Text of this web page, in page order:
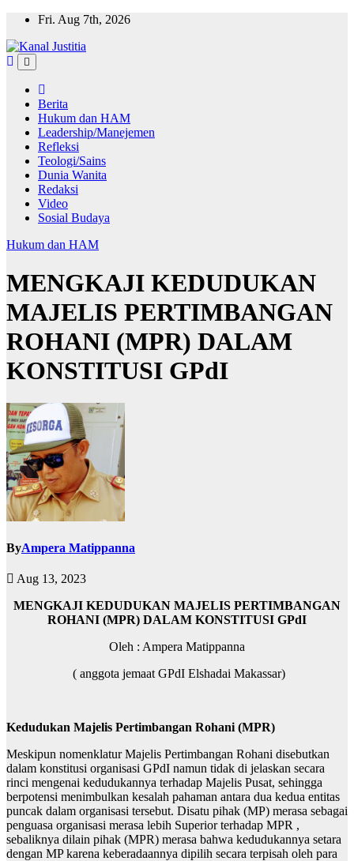
Skip
content
Fri. Aug 7th, 2026
Berita
Hukum dan HAM
Leadership/Manejemen
Refleksi
Teologi/Sains
Dunia Wanita
Redaksi
Video
Sosial Budaya
Hukum dan HAM
MENGKAJI KEDUDUKAN
MAJELIS PERTIMBANGAN
ROHANI (MPR) DALAM
KONSTITUSI GPdI
ByAmpera Matippanna
Aug 13, 2023
MENGKAJI KEDUDUKAN MAJELIS PERTIMBANGAN
ROHANI (MPR) DALAM KONSTITUSI GPdI
Oleh : Ampera Matippanna
( anggota jemaat GPdI Elshadai Makassar)
Kedudukan Majelis Pertimbangan Rohani (MPR)
Meskipun nomenklatur Majelis Pertimbangan Rohani disebutkan
dalam konstitusi organisasi GPdI namun tidak di jelaskan secara
rinci mengenai kedudukannya terhadap Majelis Pusat, sehingga
berpotensi menimbulkan kesalah pahaman antara dua kedua entitas
puncak dalam organisasi tersebut. Disatu pihak (MP) merasa sebagai
penguasa organisasi merasa lebih Superior terhadap MPR ,
sebaliknya dilain pihak (MPR) merasa bahwa kedudukannya setara
dengan MP karena keberadaannya dipilih secara terpisah oleh para